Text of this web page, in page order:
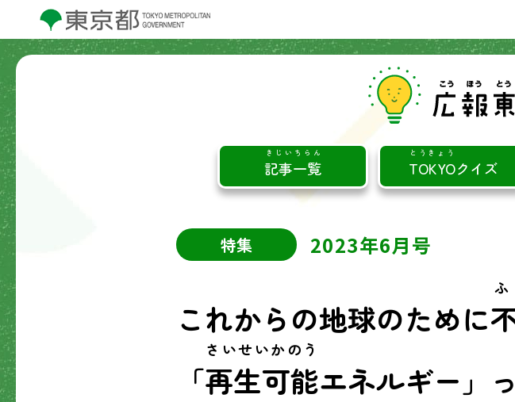
記事一覧
きじいちらん
TOKYO
とうきょう
クイズ
特集 2023年6月号
これからの地球のために
「再生可能
さいせいかのう
エネルギー」